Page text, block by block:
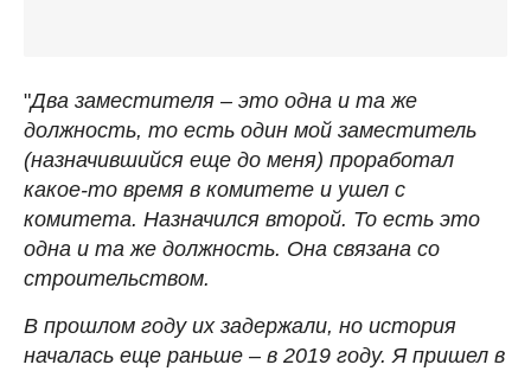
"Два заместителя – это одна и та же
должность, то есть один мой заместитель
(назначившийся еще до меня) проработал
какое-то время в комитете и ушел с
комитета. Назначился второй. То есть это
одна и та же должность. Она связана со
строительством.
В прошлом году их задержали, но история
началась еще раньше – в 2019 году. Я пришел в